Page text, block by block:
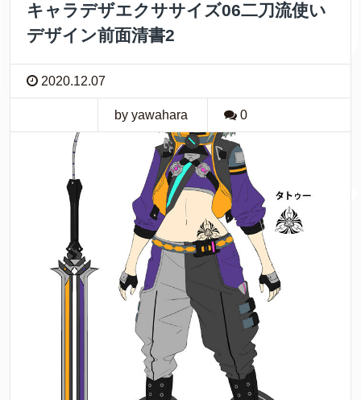
キャラデザエクササイズ06二刀流使い
デザイン前面清書2
2020.12.07
by yawahara 0